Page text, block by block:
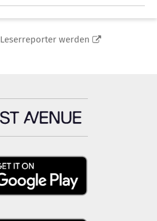
Leserreporter werden